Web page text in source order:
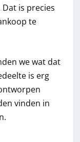
is precies
te
we wat dat
is erg
vinden in